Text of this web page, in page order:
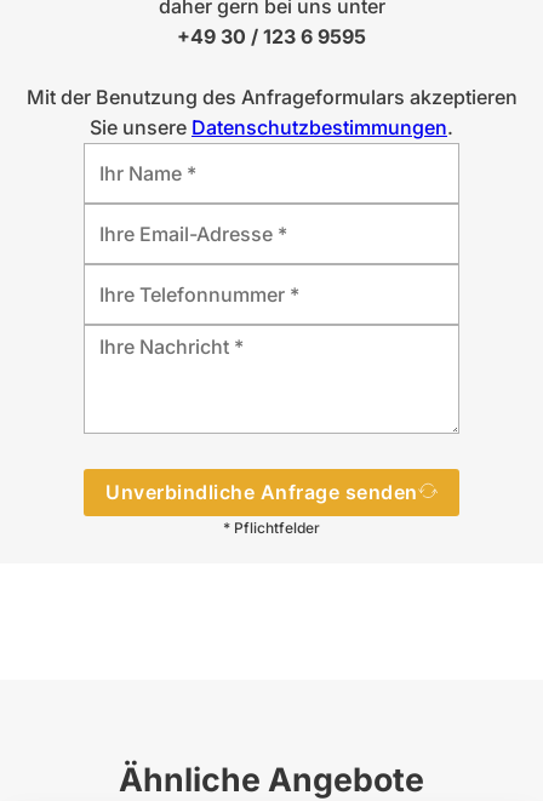
daher gern bei uns unter
+49 30 / 123 6 9595
Mit der Benutzung des Anfrageformulars akzeptieren
Sie unsere Datenschutzbestimmungen.
Unverbindliche Anfrage senden
* Pflichtfelder
Ähnliche Angebote